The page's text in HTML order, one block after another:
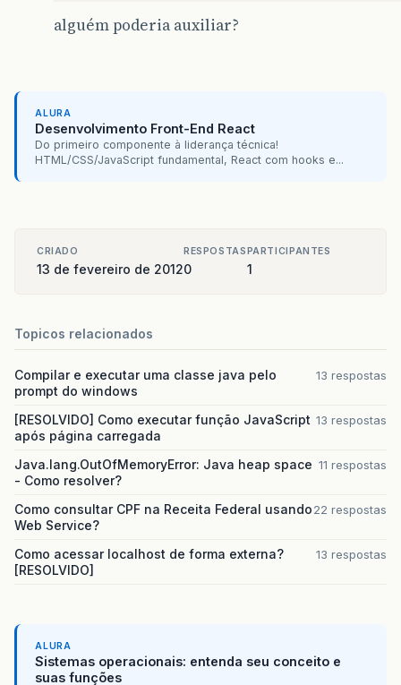
alguém poderia auxiliar?
ALURA
Desenvolvimento Front-End React
Do primeiro componente à liderança técnica!
HTML/CSS/JavaScript fundamental, React com hooks e...
CRIADO
13 de fevereiro de 2012
RESPOSTAS
0
PARTICIPANTES
1
Topicos relacionados
Compilar e executar uma classe java pelo
prompt do windows
13 respostas
[RESOLVIDO] Como executar função JavaScript
após página carregada
13 respostas
Java.lang.OutOfMemoryError: Java heap space
- Como resolver?
11 respostas
Como consultar CPF na Receita Federal usando
Web Service?
22 respostas
Como acessar localhost de forma externa?
[RESOLVIDO]
13 respostas
ALURA
Sistemas operacionais: entenda seu conceito e
suas funções